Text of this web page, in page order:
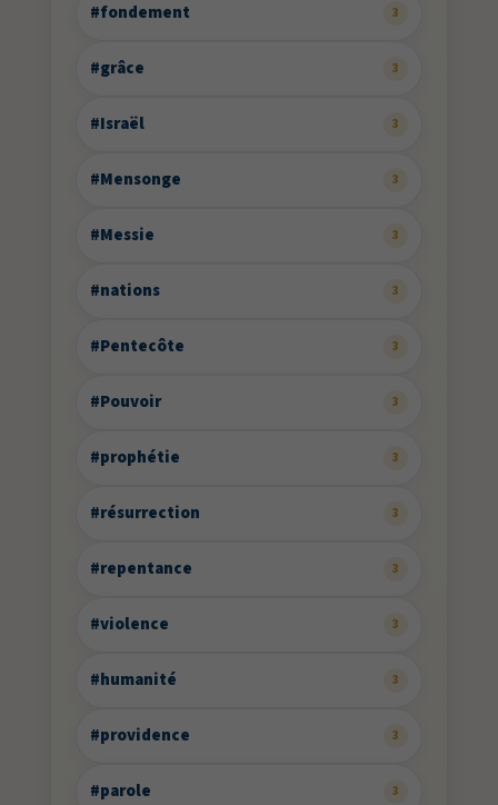
#fondement 3
#grâce 3
#Israël 3
#Mensonge 3
#Messie 3
#nations 3
#Pentecôte 3
#Pouvoir 3
#prophétie 3
#résurrection 3
#repentance 3
#violence 3
#humanité 3
#providence 3
#parole 3